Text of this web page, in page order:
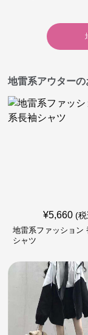
地雷系アウター
¥5,660 (
地雷系ファッション
シャツ